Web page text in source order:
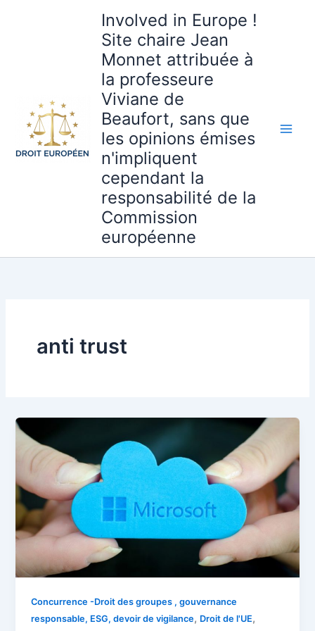
Involved in Europe !
Site chaire Jean
Monnet attribuée à
la professeure
Viviane de
Beaufort, sans que
les opinions émises
n'impliquent
cependant la
responsabilité de la
Commission
européenne
anti trust
Concurrence -Droit des groupes , gouvernance
responsable, ESG, devoir de vigilance, Droit de l'UE,